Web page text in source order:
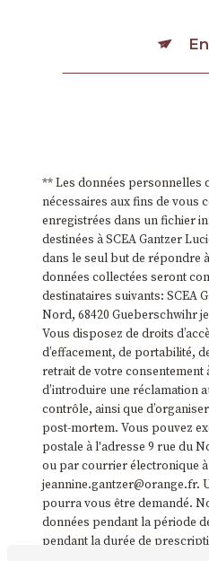
** Les données personnelles
nécessaires aux fins de vous
enregistrées dans un fichier
destinées à SCEA Gantzer
dans le seul but de répondre
données collectées seront
destinataires suivants: SCEA
Nord, 68420 Gueberschwihr
Vous disposez de droits
d’effacement, de portabilité,
retrait de votre consentement
d’introduire une réclamation
contrôle, ainsi que
post-mortem. Vous pouvez
postale à l'adresse 9 rue du
ou par courrier électronique
jeannine.gantzer@orange.fr.
pourra vous être demandé.
données pendant la période
pendant la durée de